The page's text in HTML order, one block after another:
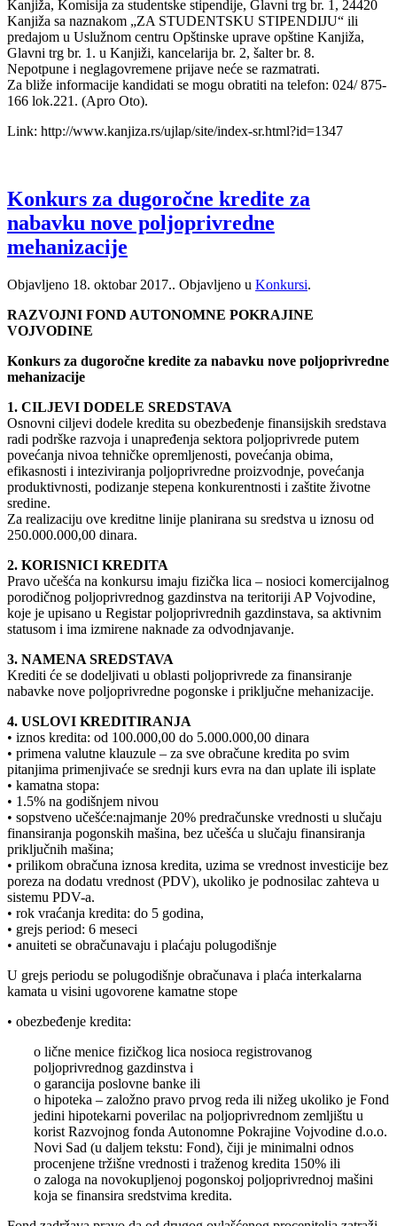
Kanjiža, Komisija za studentske stipendije, Glavni trg br. 1, 24420
Kanjiža sa naznakom „ZA STUDENTSKU STIPENDIJU“ ili
predajom u Uslužnom centru Opštinske uprave opštine Kanjiža,
Glavni trg br. 1. u Kanjiži, kancelarija br. 2, šalter br. 8.
Nepotpune i neglagovremene prijave neće se razmatrati.
Za bliže informacije kandidati se mogu obratiti na telefon: 024/ 875-
166 lok.221. (Apro Oto).
Link: http://www.kanjiza.rs/ujlap/site/index-sr.html?id=1347
Konkurs za dugoročne kredite za
nabavku nove poljoprivredne
mehanizacije
Objavljeno 18. oktobar 2017.. Objavljeno u Konkursi.
RAZVOJNI FOND AUTONOMNE POKRAJINE
VOJVODINE
Konkurs za dugoročne kredite za nabavku nove poljoprivredne
mehanizacije
1. CILJEVI DODELE SREDSTAVA
Osnovni ciljevi dodele kredita su obezbeđenje finansijskih sredstava
radi podrške razvoja i unapređenja sektora poljoprivrede putem
povećanja nivoa tehničke opremljenosti, povećanja obima,
efikasnosti i inteziviranja poljoprivredne proizvodnje, povećanja
produktivnosti, podizanje stepena konkurentnosti i zaštite životne
sredine.
Za realizaciju ove kreditne linije planirana su sredstva u iznosu od
250.000.000,00 dinara.
2. KORISNICI KREDITA
Pravo učešća na konkursu imaju fizička lica – nosioci komercijalnog
porodičnog poljoprivrednog gazdinstva na teritoriji AP Vojvodine,
koje je upisano u Registar poljoprivrednih gazdinstava, sa aktivnim
statusom i ima izmirene naknade za odvodnjavanje.
3. NAMENA SREDSTAVA
Krediti će se dodeljivati u oblasti poljoprivrede za finansiranje
nabavke nove poljoprivredne pogonske i priključne mehanizacije.
4. USLOVI KREDITIRANJA
• iznos kredita: od 100.000,00 do 5.000.000,00 dinara
• primena valutne klauzule – za sve obračune kredita po svim
pitanjima primenjivaće se srednji kurs evra na dan uplate ili isplate
• kamatna stopa:
• 1.5% na godišnjem nivou
• sopstveno učešće:najmanje 20% predračunske vrednosti u slučaju
finansiranja pogonskih mašina, bez učešća u slučaju finansiranja
priključnih mašina;
• prilikom obračuna iznosa kredita, uzima se vrednost investicije bez
poreza na dodatu vrednost (PDV), ukoliko je podnosilac zahteva u
sistemu PDV-a.
• rok vraćanja kredita: do 5 godina,
• grejs period: 6 meseci
• anuiteti se obračunavaju i plaćaju polugodišnje
U grejs periodu se polugodišnje obračunava i plaća interkalarna
kamata u visini ugovorene kamatne stope
• obezbeđenje kredita:
o lične menice fizičkog lica nosioca registrovanog
poljoprivrednog gazdinstva i
o garancija poslovne banke ili
o hipoteka – založno pravo prvog reda ili nižeg ukoliko je Fond
jedini hipotekarni poverilac na poljoprivrednom zemljištu u
korist Razvojnog fonda Autonomne Pokrajine Vojvodine d.o.o.
Novi Sad (u daljem tekstu: Fond), čiji je minimalni odnos
procenjene tržišne vrednosti i traženog kredita 150% ili
o zaloga na novokupljenoj pogonskoj poljoprivrednoj mašini
koja se finansira sredstvima kredita.